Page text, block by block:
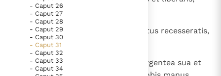
Ik help mee!
- Caput 26
- Caput 27
- Caput 28
- Caput 29
- Caput 30
- Caput 31
- Caput 32
- Caput 33
- Caput 34
parcens et salvans ".
Convertimini ad eum, a quo penitus recesseratis,
filii Israel.
In die enim illa abiciet vir idola argentea sua et